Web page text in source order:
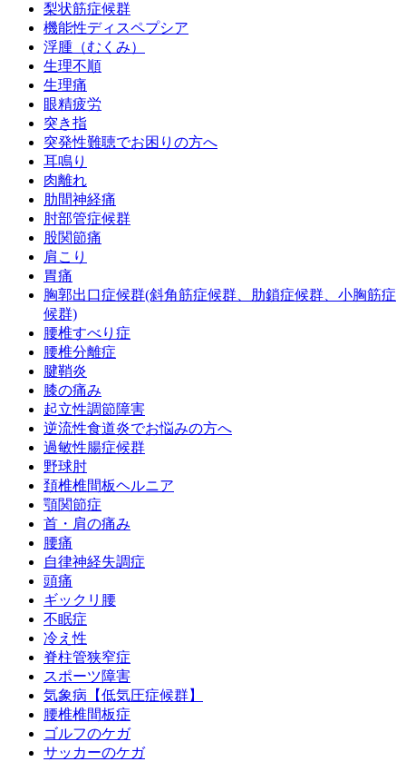
梨状筋症候群
機能性ディスペプシア
浮腫（むくみ）
生理不順
生理痛
眼精疲労
突き指
突発性難聴でお困りの方へ
耳鳴り
肉離れ
肋間神経痛
肘部管症候群
股関節痛
肩こり
胃痛
胸郭出口症候群(斜角筋症候群、肋鎖症候群、小胸筋症
候群)
腰椎すべり症
腰椎分離症
腱鞘炎
膝の痛み
起立性調節障害
逆流性食道炎でお悩みの方へ
過敏性腸症候群
野球肘
頚椎椎間板ヘルニア
顎関節症
首・肩の痛み
腰痛
自律神経失調症
頭痛
ギックリ腰
不眠症
冷え性
脊柱管狭窄症
スポーツ障害
気象病【低気圧症候群】
腰椎椎間板症
ゴルフのケガ
サッカーのケガ